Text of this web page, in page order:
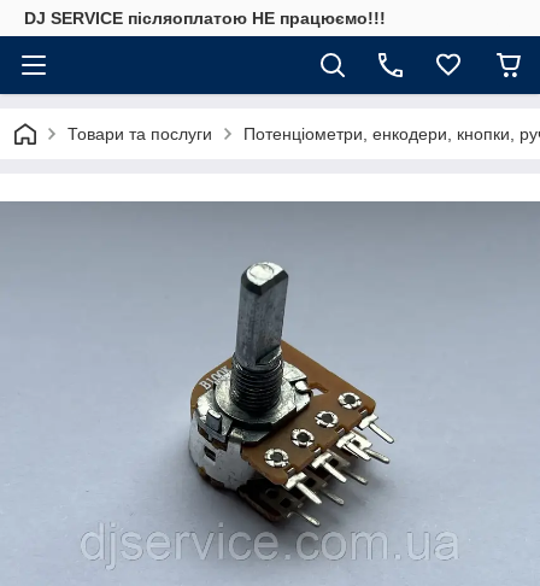
DJ SERVICE пiсляоплатою НЕ працюємо!!!
Товари та послуги Потенціометри, енкодери, кнопки,